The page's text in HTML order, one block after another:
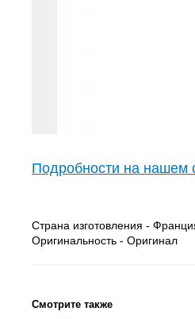
Подробности на нашем
Страна изготовления -
Оригинальность - Оригинал
Смотрите также